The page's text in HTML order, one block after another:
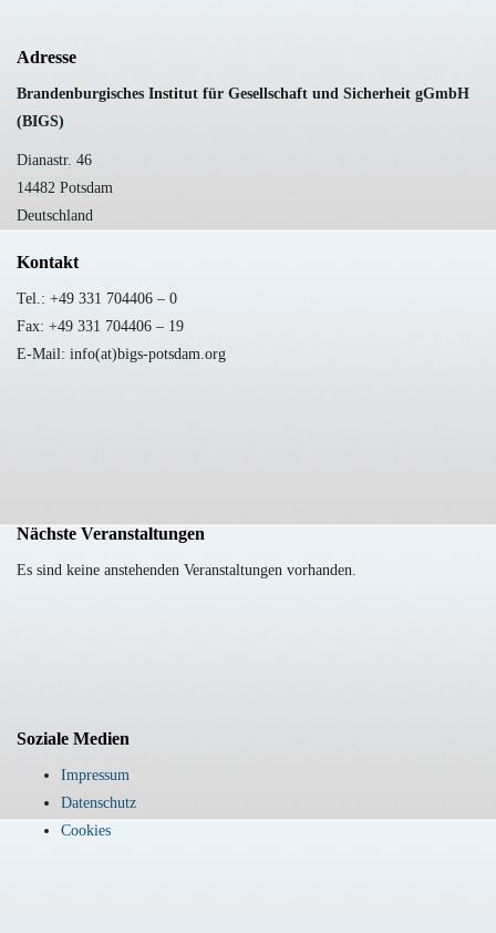
Adresse
Brandenburgisches Institut für Gesellschaft und Sicherheit gGmbH
(BIGS)
Dianastr. 46
14482 Potsdam
Deutschland
Kontakt
Tel.: +49 331 704406 – 0
Fax: +49 331 704406 – 19
E-Mail: info(at)bigs-potsdam.org
Nächste Veranstaltungen
Es sind keine anstehenden Veranstaltungen vorhanden.
Soziale Medien
Impressum
Datenschutz
Cookies